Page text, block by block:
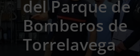
del Parque de
Bomberos de
Torrelavega